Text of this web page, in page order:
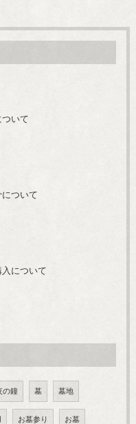
いて
ついて
について
の鐘 墓 墓地
お墓参り お墓